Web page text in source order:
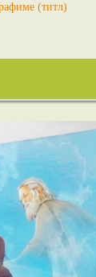
(титл)